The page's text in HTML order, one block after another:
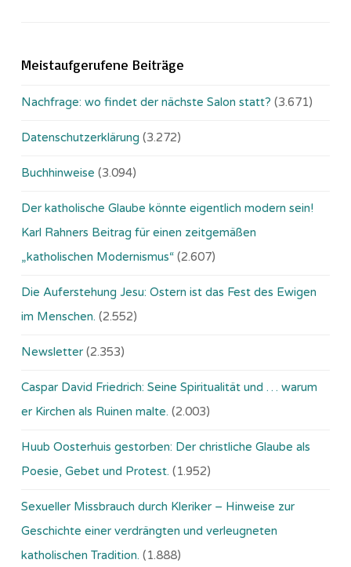
Meistaufgerufene Beiträge
Nachfrage: wo findet der nächste Salon statt? (3.671)
Datenschutzerklärung (3.272)
Buchhinweise (3.094)
Der katholische Glaube könnte eigentlich modern sein!
Karl Rahners Beitrag für einen zeitgemäßen
„katholischen Modernismus“ (2.607)
Die Auferstehung Jesu: Ostern ist das Fest des Ewigen
im Menschen. (2.552)
Newsletter (2.353)
Caspar David Friedrich: Seine Spiritualität und … warum
er Kirchen als Ruinen malte. (2.003)
Huub Oosterhuis gestorben: Der christliche Glaube als
Poesie, Gebet und Protest. (1.952)
Sexueller Missbrauch durch Kleriker – Hinweise zur
Geschichte einer verdrängten und verleugneten
katholischen Tradition. (1.888)